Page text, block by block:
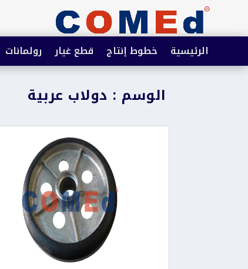
الرئيسية خطوط إنتاج قطع غيار رولمانات
الوسم : دولاب عربية